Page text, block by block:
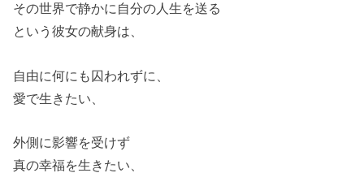
その世界で静かに自分の人生を送る
という彼女の献身は、
自由に何にも囚われずに、
愛で生きたい、
外側に影響を受けず
真の幸福を生きたい、